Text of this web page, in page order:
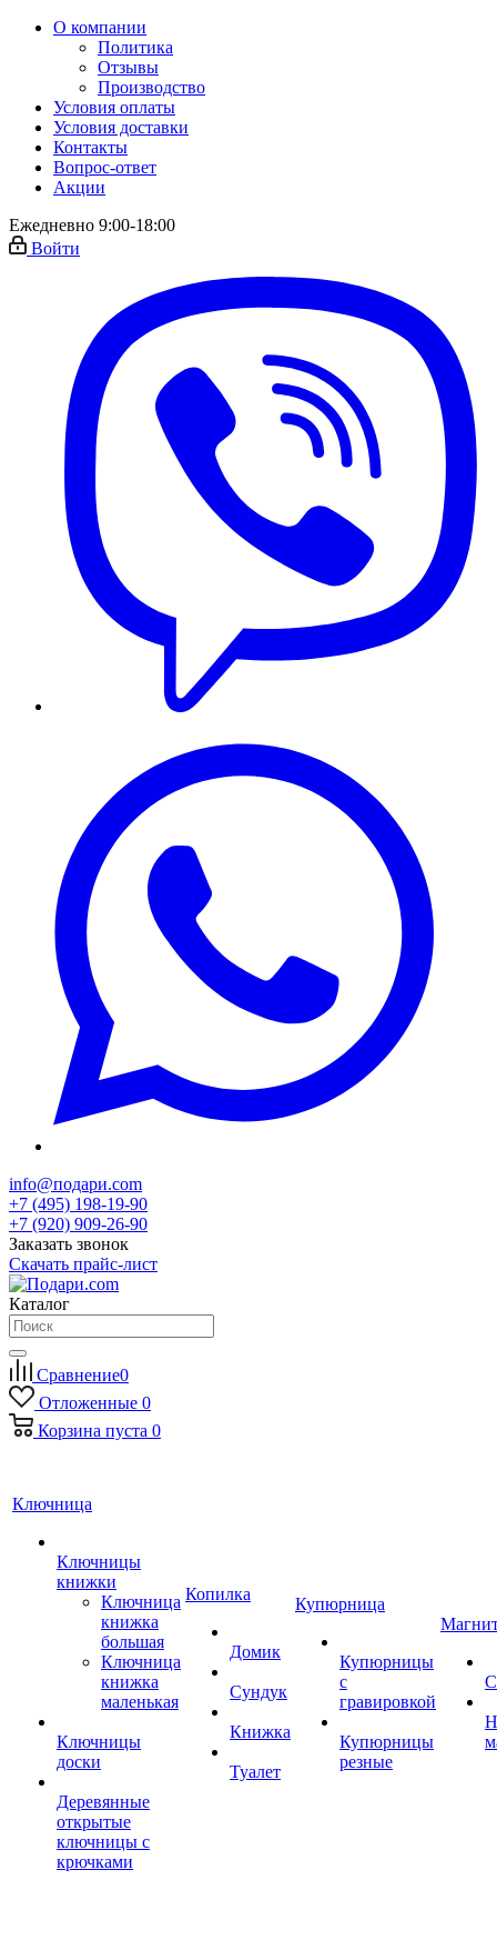
О компании
Политика
Отзывы
Производство
Условия оплаты
Условия доставки
Контакты
Вопрос-ответ
Акции
Ежедневно 9:00-18:00
Войти
info@подари.com
+7 (495) 198-19-90
+7 (920) 909-26-90
Заказать звонок
Скачать прайс-лист
Каталог
Сравнение0
Отложенные 0
Корзина пуста 0
Ключница
Ключницы
книжки
Ключница
книжка
большая
Ключница
книжка
маленькая
Ключницы
доски
Деревянные
открытые
ключницы с
крючками
Копилка
Домик
Сундук
Книжка
Туалет
Купюрница
Купюрницы
с
гравировкой
Купюрницы
резные